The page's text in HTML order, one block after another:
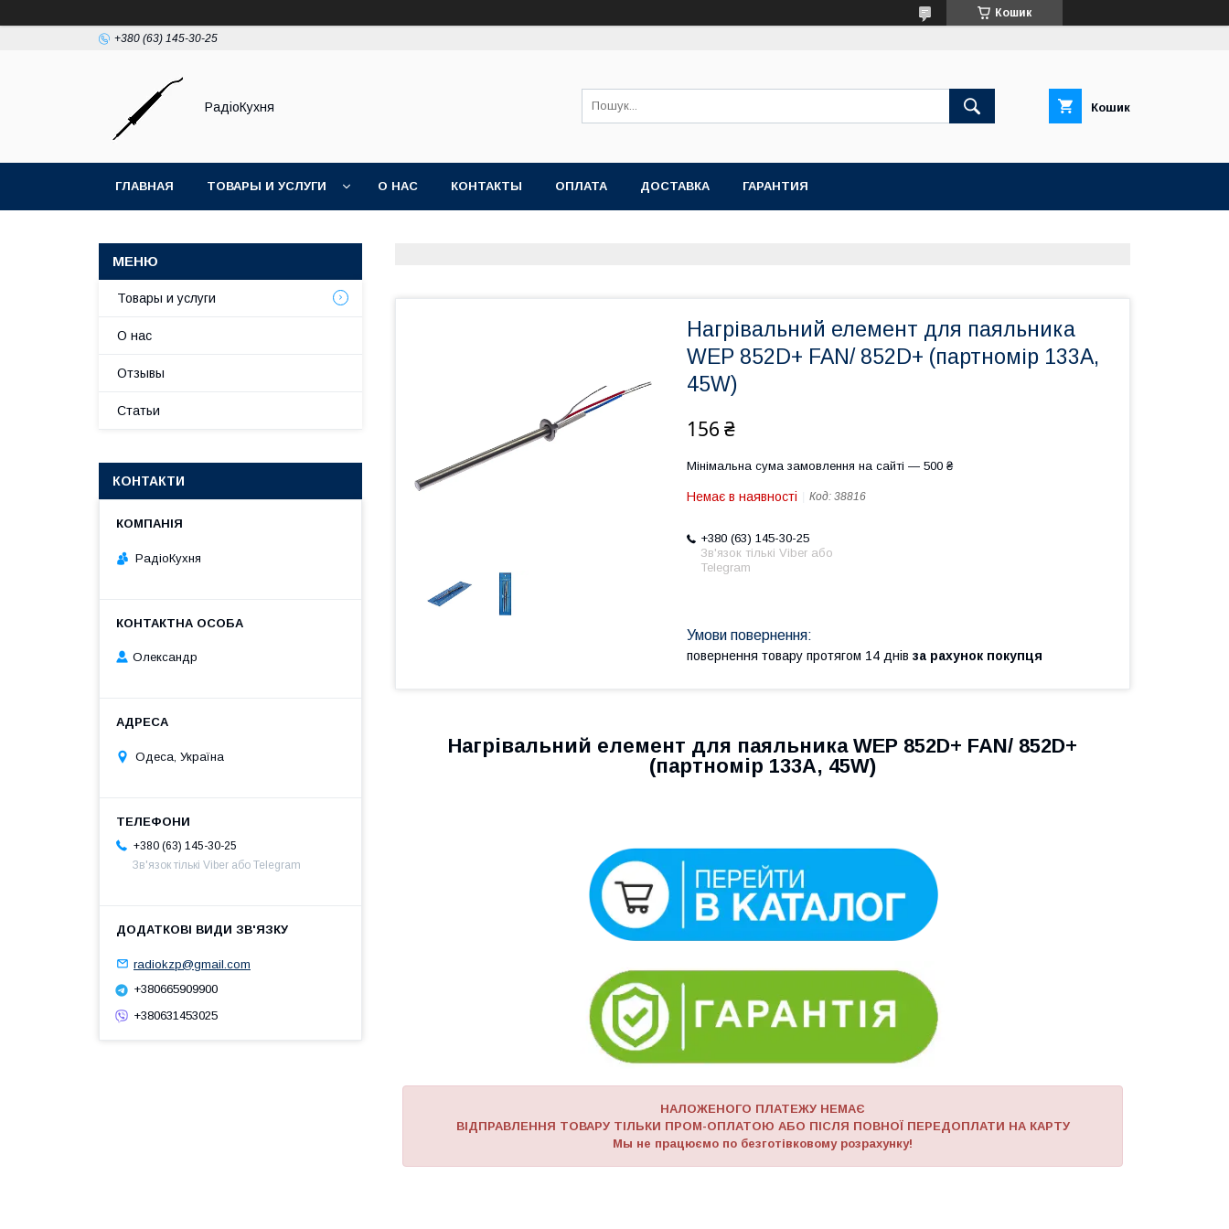
Кошик
+380 (63) 145-30-25
РадіоКухня Кошик
ГЛАВНАЯ ТОВАРЫ И УСЛУГИ О НАС КОНТАКТЫ ОПЛАТА ДОСТАВКА ГАРАНТИЯ
Нагрівальний елемент для паяльника
WEP 852D+ FAN/ 852D+ (партномір 133A,
45W)
156 ₴
Мінімальна сума замовлення на сайті — 500 ₴
Немає в наявності Код: 38816
+380 (63) 145-30-25
Зв'язок тількі Viber або
Telegram
повернення товару протягом 14 днів за рахунок покупця
Нагрівальний елемент для паяльника WEP 852D+ FAN/ 852D+
(партномір 133A, 45W)
НАЛОЖЕНОГО ПЛАТЕЖУ НЕМАЄ
ВІДПРАВЛЕННЯ ТОВАРУ ТІЛЬКИ ПРОМ-ОПЛАТОЮ АБО ПІСЛЯ ПОВНОЇ ПЕРЕДОПЛАТИ НА КАРТУ
Мы не працюємо по безготівковому розрахунку!
Товары и услуги
О нас
Отзывы
Статьи
КОНТАКТИ
РадіоКухня
Олександр
Одеса, Україна
+380 (63) 145-30-25
Зв'язок тількі Viber або Telegram
radiokzp@gmail.com
+380665909900
+380631453025